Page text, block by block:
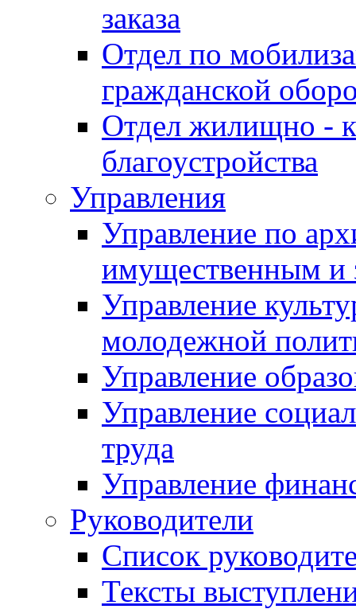
заказа
Отдел по
гражданской
Отдел жилищно -
благоустройства
Управления
Управление по
имущественным и
Управление
молодежной
Управление
Управление
труда
Управление
Руководители
Список
Тексты